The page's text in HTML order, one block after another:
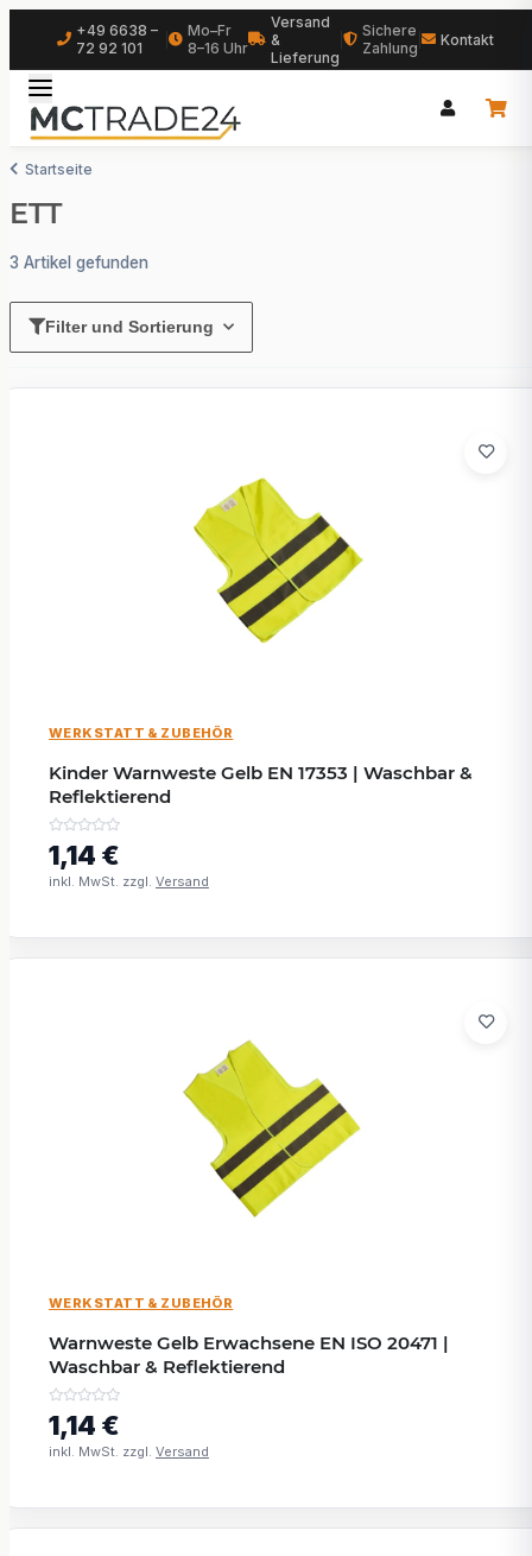
+49 6638 –
72 92 101
Mo–Fr
8–16 Uhr
Versand
&
Lieferung
Sichere
Zahlung
Kontakt
Startseite
ETT
3 Artikel gefunden
Filter und Sortierung
WERKSTATT & ZUBEHÖR
Kinder Warnweste Gelb EN 17353 | Waschbar &
Reflektierend
1,14 €
inkl. MwSt. zzgl. Versand
WERKSTATT & ZUBEHÖR
Warnweste Gelb Erwachsene EN ISO 20471 |
Waschbar & Reflektierend
1,14 €
inkl. MwSt. zzgl. Versand